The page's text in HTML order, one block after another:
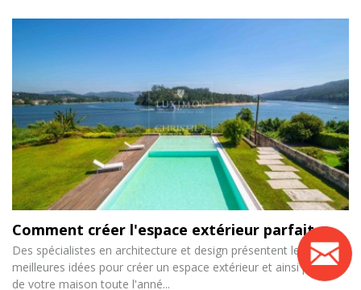
Comment créer l'espace extérieur parfait
Des spécialistes en architecture et design présentent les
meilleures idées pour créer un espace extérieur et ainsi profiter
de votre maison toute l'anné...